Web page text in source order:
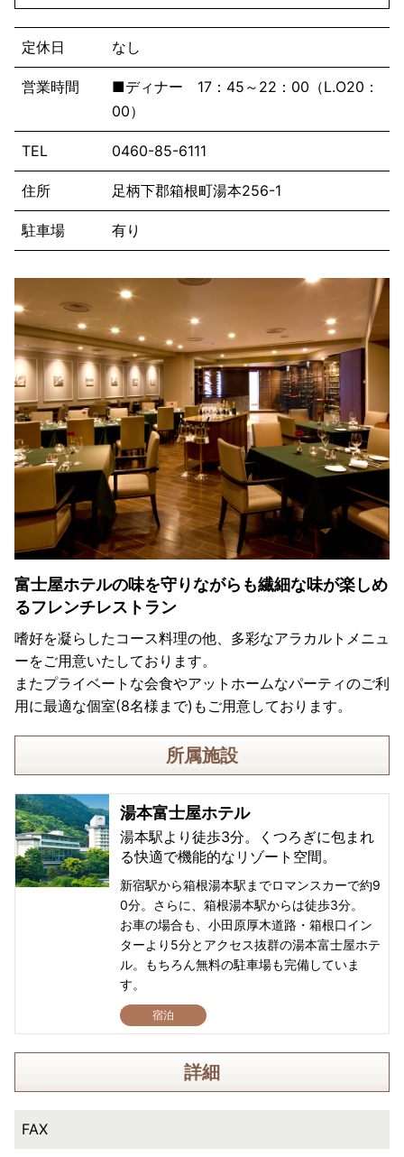
定休日 なし
営業時間
■ディナー 17：45～22：00（L.O20：
00）
TEL 0460-85-6111
住所 足柄下郡箱根町湯本256-1
駐車場 有り
富士屋ホテルの味を守りながらも繊細な味が楽しめ
るフレンチレストラン
嗜好を凝らしたコース料理の他、多彩なアラカルトメニュ
ーをご用意いたしております。
またプライベートな会食やアットホームなパーティのご利
用に最適な個室(8名様まで)もご用意しております。
所属施設
湯本富士屋ホテル
湯本駅より徒歩3分。くつろぎに包まれ
る快適で機能的なリゾート空間。
新宿駅から箱根湯本駅までロマンスカーで約9
0分。さらに、箱根湯本駅からは徒歩3分。
お車の場合も、小田原厚木道路・箱根口イン
ターより5分とアクセス抜群の湯本富士屋ホテ
ル。もちろん無料の駐車場も完備していま
す。
宿泊
詳細
FAX